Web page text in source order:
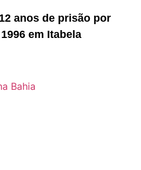
anos de prisão por
em Itabela